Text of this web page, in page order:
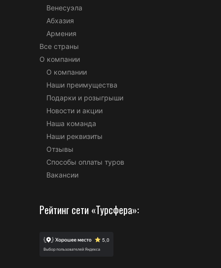
Венесуэла
Абхазия
Армения
Все страны
О компании
О компании
Наши преимущества
Подарки и розыгрыши
Новости и акции
Наша команда
Наши реквизиты
Отзывы
Способы оплаты туров
Вакансии
Рейтинг сети «Турсфера»: